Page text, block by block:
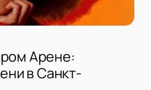
Арене:
в Санкт-